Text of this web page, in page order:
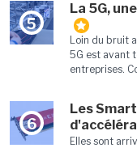
5
La 5G,
Loin du bruit
5G est avant
entreprises.
6
Les
Elles sont